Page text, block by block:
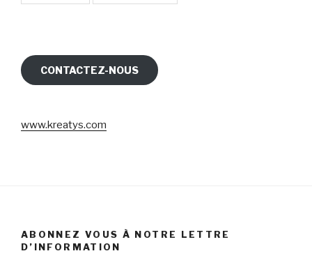
CONTACTEZ-NOUS
www.kreatys.com
ABONNEZ VOUS À NOTRE LETTRE
D’INFORMATION